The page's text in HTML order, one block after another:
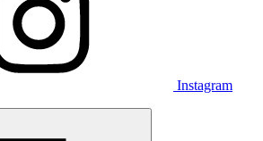
Instagram